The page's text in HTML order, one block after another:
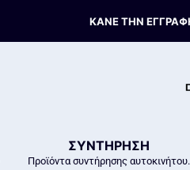
ΣΥΝΤΗΡΗΣΗ
Προϊόντα συντήρησης αυτοκινήτου.